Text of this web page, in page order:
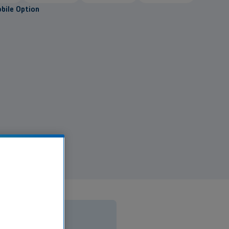
30 GB zusätzlichem Datenvolumen und 3 €
Option